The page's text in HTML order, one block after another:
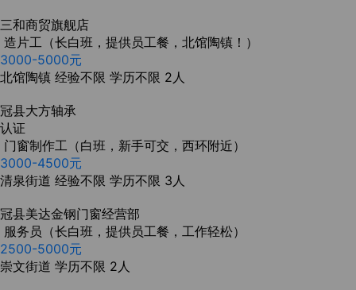
三和商贸旗舰店
造片工（长白班，提供员工餐，北馆陶镇！）
3000-5000元
北馆陶镇 经验不限 学历不限 2人
冠县大方轴承
认证
门窗制作工（白班，新手可交，西环附近）
3000-4500元
清泉街道 经验不限 学历不限 3人
冠县美达金钢门窗经营部
服务员（长白班，提供员工餐，工作轻松）
2500-5000元
崇文街道 学历不限 2人